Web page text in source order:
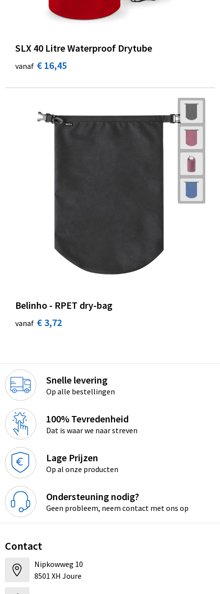
SLX 40 Litre Waterproof Drytube
vanaf € 16,45
Belinho - RPET dry-bag
vanaf € 3,72
Snelle levering
Op alle bestellingen
100% Tevredenheid
Dat is waar we naar streven
Lage Prijzen
Op al onze producten
Ondersteuning nodig?
Geen probleem, neem contact met ons op
Contact
Nipkowweg 10
8501 XH Joure